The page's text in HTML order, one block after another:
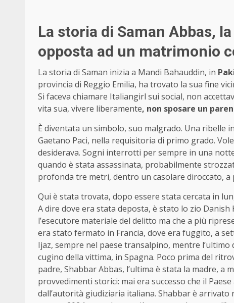
La storia di Saman Abbas,
opposta ad un matrimonio
La storia di Saman inizia a Mandi Bahauddin, in
provincia di Reggio Emilia, ha trovato la sua fine
Si faceva chiamare Italiangirl sui social, non
vita sua, vivere liberamente, non sposare un
È diventata un simbolo, suo malgrado. Una ribelle
Gaetano Paci, nella requisitoria di primo grado.
desiderava. Sogni interrotti per sempre in una
quando è stata assassinata, probabilmente
profonda tre metri, dentro un casolare diroccato, a
Qui è stata trovata, dopo essere stata cercata in
A dire dove era stata deposta, è stato lo zio
l’esecutore materiale del delitto ma che a più
era stato fermato in Francia, dove era fuggito, a
Ijaz, sempre nel paese transalpino, mentre
cugino della vittima, in Spagna. Poco prima del
padre, Shabbar Abbas, l’ultima è stata la madre, a
provvedimenti storici: mai era successo che il
dall’autorità giudiziaria italiana. Shabbar è